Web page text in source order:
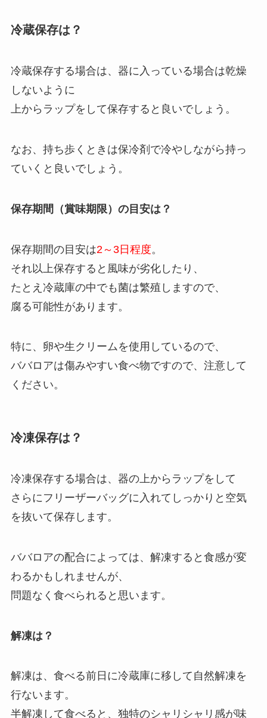
冷蔵保存は？
冷蔵保存する場合は、器に入っている場合は乾燥
しないように
上からラップをして保存すると良いでしょう。
なお、持ち歩くときは保冷剤で冷やしながら持っ
ていくと良いでしょう。
保存期間（賞味期限）の目安は？
保存期間の目安は2～3日程度。
それ以上保存すると風味が劣化したり、
たとえ冷蔵庫の中でも菌は繁殖しますので、
腐る可能性があります。
特に、卵や生クリームを使用しているので、
ババロアは傷みやすい食べ物ですので、注意して
ください。
冷凍保存は？
冷凍保存する場合は、器の上からラップをして
さらにフリーザーバッグに入れてしっかりと空気
を抜いて保存します。
ババロアの配合によっては、解凍すると食感が変
わるかもしれませんが、
問題なく食べられると思います。
解凍は？
解凍は、食べる前日に冷蔵庫に移して自然解凍を
行ないます。
半解凍して食べると、独特のシャリシャリ感が味